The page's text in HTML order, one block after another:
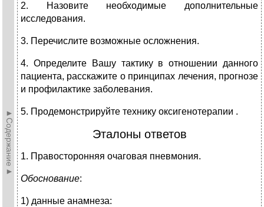
►Содержание►
2. Назовите необходимые дополнительные
исследования.
3. Перечислите возможные осложнения.
4. Определите Вашу тактику в отношении данного
пациента, расскажите о принципах лечения, прогнозе
и профилактике заболевания.
5. Продемонстрируйте технику оксигенотерапии .
Эталоны ответов
1. Правосторонняя очаговая пневмония.
Обоснование:
1) данные анамнеза: